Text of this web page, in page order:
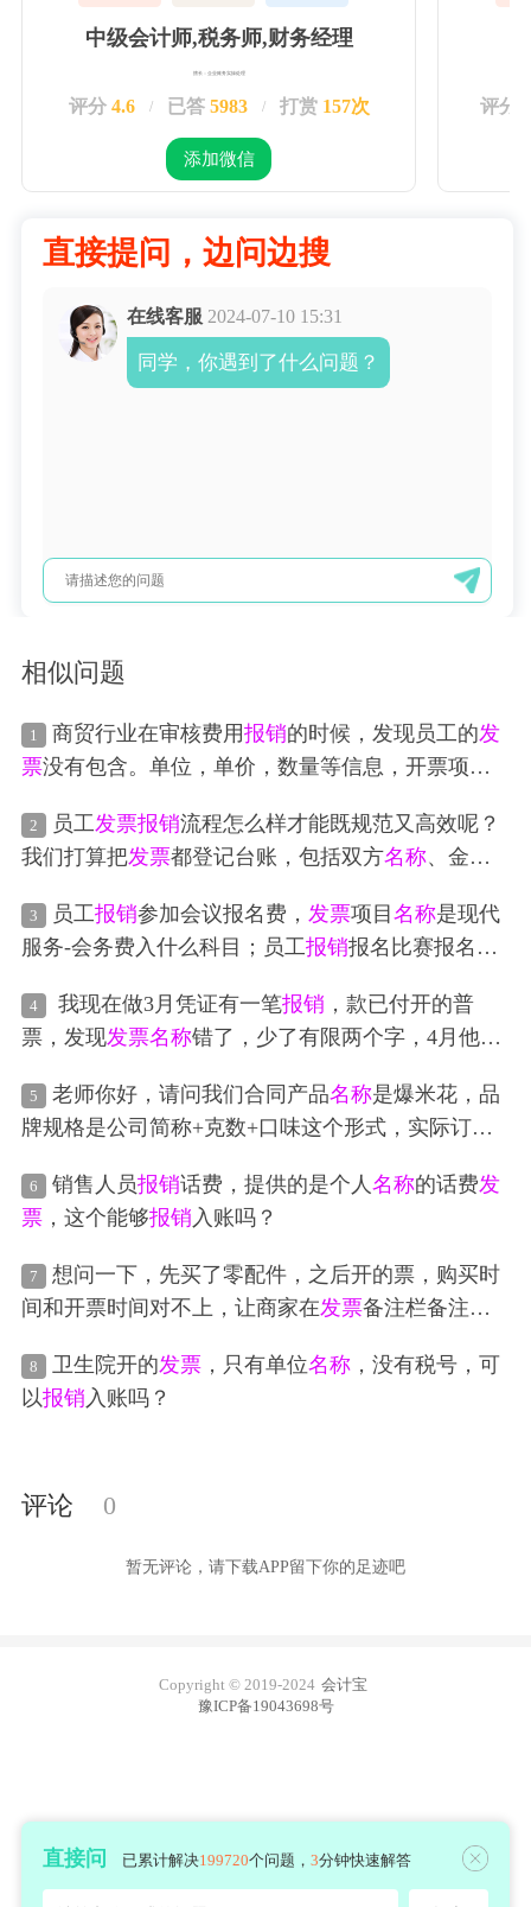
中级会计师,税务师,财务经理
擅长：企业账务实操处理
评分 4.6 / 已答 5983 / 打赏 157次
添加微信
评分
直接提问，边问边搜
在线客服 2024-07-10 15:31
同学，你遇到了什么问题？
相似问题
1 商贸行业在审核费用报销的时候，发现员工的发
票没有包含。单位，单价，数量等信息，开票项目
2 员工发票报销流程怎么样才能既规范又高效呢？
我们打算把发票都登记台账，包括双方名称、金
样太耗费时间了，是否有必要呢？
3 员工报销参加会议报名费， 发票项目名称是现代
服务-会务费入什么科目；员工报销报名比赛报名
目
4 我现在做3月凭证有一笔报销 ，款已付开的普
票，发现发票名称错了，少了有限两个字，4月他们
票吗
5 老师你好，请问我们合同产品名称是爆米花，品
牌规格是公司简称+克数+口味这个形式，实际订单
户开票时要求按合同开可以吗，商品名称只开爆米
花，规格填克数加口味。话费
者其他发票替吗
6 销售人员报销话费，提供的是个人 名称的话费发
票，这个能够报销 入账吗？
7
想问一下，先买了零配件，之后开的票，购买时
间和开票时间对不上，让商家在发票备注栏备注购
8 卫生院开的发票，只有单位名称，没有税号，可
以报销 入账吗？
评论 0
暂无评论，请下载APP留下你的足迹吧
Copyright © 2019-2024 会计宝
豫ICP备19043698号
直接问 已累计解决199720个问题， 3分钟快速解答